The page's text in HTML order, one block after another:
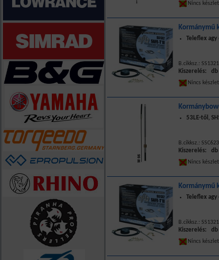
Nincs
Kormánymű
Teleflex
B.cikksz.:
Kiszerelés: db
Nincs
53LE-től,
B.cikksz.:
Kiszerelés: db
Nincs
Kormánymű
Teleflex
B.cikksz.:
Kiszerelés: db
Nincs